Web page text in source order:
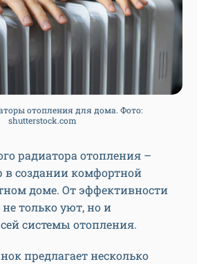
отопления для дома. Фото:
shutterstock.com
радиатора отопления –
создании комфортной
доме. От эффективности
не только уют, но и
системы отопления.
предлагает несколько